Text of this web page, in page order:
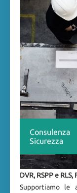
Consulenza
Sicurezza
DVR, RSPP e
Supportiamo le